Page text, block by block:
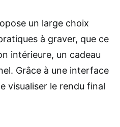
un large choix
à graver, que ce
intérieure, un cadeau
Grâce à une interface
visualiser le rendu final